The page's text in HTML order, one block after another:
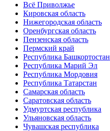
Всё Приволжье
Кировская область
Нижегородская область
Оренбургская область
Пензенская область
Пермский край
Республика Башкортостан
Республика Марий Эл
Республика Мордовия
Республика Татарстан
Самарская область
Саратовская область
Удмуртская республика
Ульяновская область
Чувашская республика